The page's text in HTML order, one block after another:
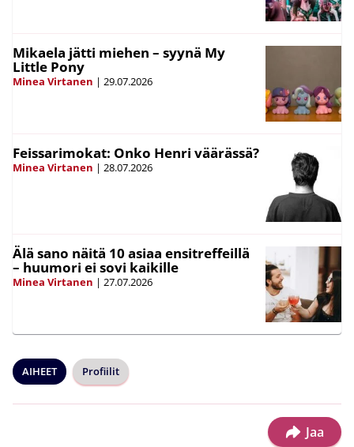
Mikaela jätti miehen – syynä My
Little Pony
Minea Virtanen | 29.07.2026
Feissarimokat: Onko Henri väärässä?
Minea Virtanen | 28.07.2026
Älä sano näitä 10 asiaa ensitreffeillä
– huumori ei sovi kaikille
Minea Virtanen | 27.07.2026
AIHEET Profiilit
Jaa